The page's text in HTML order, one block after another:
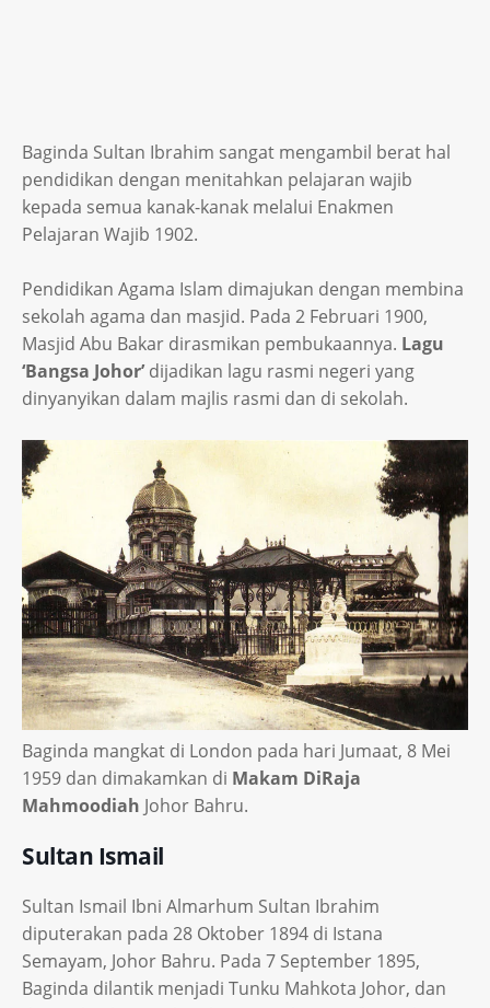
Baginda Sultan Ibrahim sangat mengambil berat hal
pendidikan dengan menitahkan pelajaran wajib
kepada semua kanak-kanak melalui Enakmen
Pelajaran Wajib 1902.
Pendidikan Agama Islam dimajukan dengan membina
sekolah agama dan masjid. Pada 2 Februari 1900,
Masjid Abu Bakar dirasmikan pembukaannya. Lagu
‘Bangsa Johor’dijadikan lagu rasmi negeri yang
dinyanyikan dalam majlis rasmi dan di sekolah.
Baginda mangkat di London pada hari Jumaat, 8 Mei
1959 dan dimakamkan di Makam DiRaja
Mahmoodiah Johor Bahru.
Sultan Ismail
Sultan Ismail Ibni Almarhum Sultan Ibrahim
diputerakan pada 28 Oktober 1894 di Istana
Semayam, Johor Bahru. Pada 7 September 1895,
Baginda dilantik menjadi Tunku Mahkota Johor, dan